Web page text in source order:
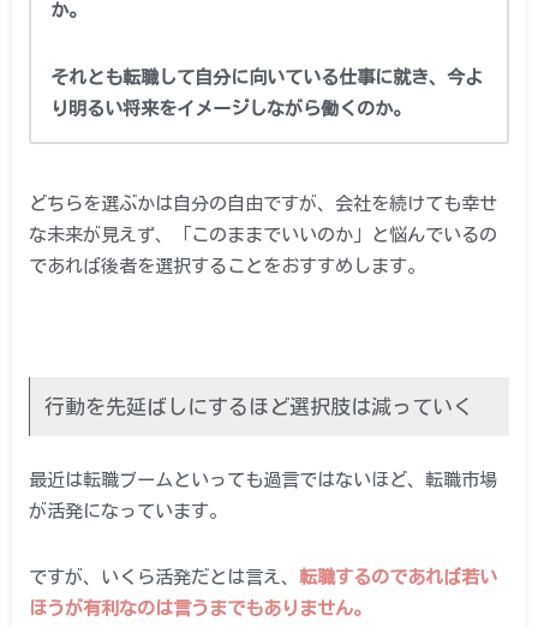
か。
それとも転職して自分に向いている仕事に就き、今よ
り明るい将来をイメージしながら働くのか。
どちらを選ぶかは自分の自由ですが、会社を続けても幸せ
な未来が見えず、「このままでいいのか」と悩んでいるの
であれば後者を選択することをおすすめします。
行動を先延ばしにするほど選択肢は減っていく
最近は転職ブームといっても過言ではないほど、転職市場
が活発になっています。
ですが、いくら活発だとは言え、 転職するのであれば若い
ほうが有利なのは言うまでもありません。